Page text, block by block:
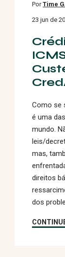
PorTime
23 jun de
Como se
é uma
mundo.
leis/
mas,
direitos
dos